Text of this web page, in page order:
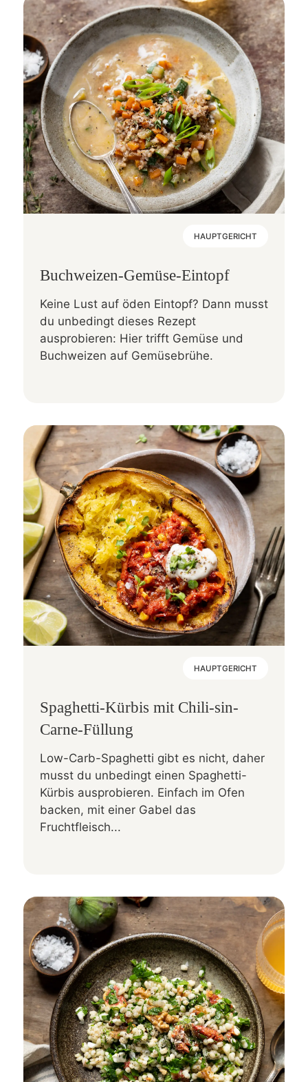
HAUPTGERICHT
Buchweizen-Gemüse-Eintopf
Keine Lust auf öden Eintopf? Dann musst
du unbedingt dieses Rezept
ausprobieren: Hier trifft Gemüse und
Buchweizen auf Gemüsebrühe.
HAUPTGERICHT
Spaghetti-Kürbis mit Chili-sin-
Carne-Füllung
Low-Carb-Spaghetti gibt es nicht, daher
musst du unbedingt einen Spaghetti-
Kürbis ausprobieren. Einfach im Ofen
backen, mit einer Gabel das
Fruchtfleisch...